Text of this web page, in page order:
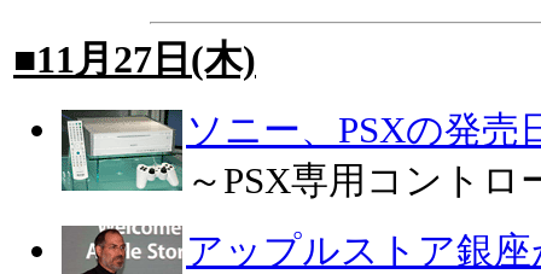
■11月27日(木)
ソニー、PSXの発売
～PSX専用コントロ
アップルストア銀